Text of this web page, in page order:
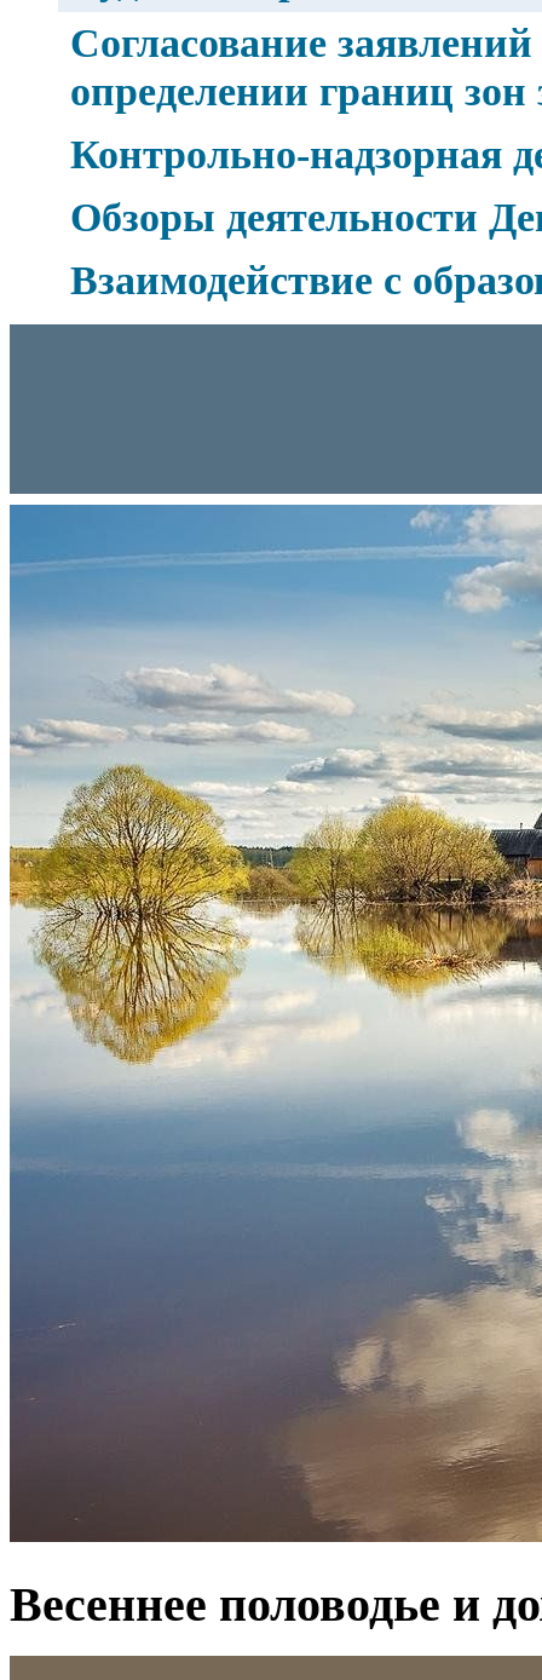
Согласование
определении границ зон
Контрольно-надзорная
Обзоры деятельности
Взаимодействие с
Весеннее половодье и